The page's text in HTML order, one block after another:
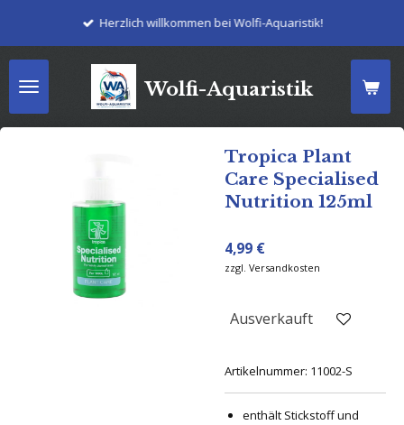
springen
Wolfi-Aquaristik
Herzlich willkommen bei Wolfi-Aquaristik!
Tropica Plant
Care Specialised
Nutrition 125ml
4,99 €
zzgl. Versandkosten
Ausverkauft
Artikelnummer: 11002-S
enthält Stickstoff und